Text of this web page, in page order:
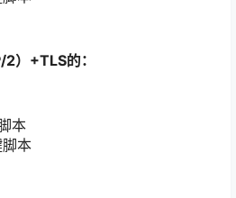
）+TLS的：
本
本